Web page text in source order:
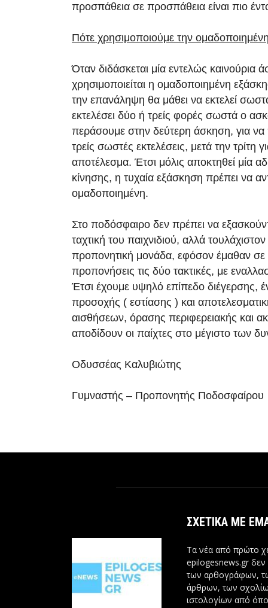
προσπάθεια σε προσπάθεια είναι πιο
Πότε χρησιμοποιούμε την
Όταν διδάσκεται μία εντελώς καινούρια
χρησιμοποιείται η ομαδοποιημένη
την επανάληψη θα μάθει να εκτελεί
εκτελέσει δύο ή τρείς φορές σωστά ο
περάσουμε στην δεύτερη άσκηση, για
τρείς σωστές εκτελέσεις, μετά την τρίτη
αποτέλεσμα. Έτσι μόλις αποκτηθεί μία
κίνησης, η τυχαία εξάσκηση πρέπει να
ομαδοποιημένη.
Στο ποδόσφαιρο δεν πρέπει να
ταχτική του παιχνιδιού, αλλά
προπονητική μονάδα, εφόσον έμαθαν
προπονήσεις τις δύο τακτικές, με
Έτσι έχουμε υψηλό επίπεδο διέγερσης,
προσοχής ( εστίασης ) και
αισθήσεων, όρασης περιφερειακής και
αποδίδουν οι παίχτες στο μέγιστο των
Οδυσσέας Καλυβιώτης
Γυμναστής – Προπονητής Ποδοσφαίρου
ΣΧΕΤΙΚΆ ΜΕ
Τα νέα από πρώτο
epilogesnews.gr δεν
των αρθογράφων,
άρθρων, των
ιστολογίων από